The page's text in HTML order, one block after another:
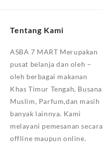
Tentang Kami
ASBA 7 MART Merupakan
pusat belanja dan oleh –
oleh berbagai makanan
Khas Timur Tengah, Busana
Muslim, Parfum,dan masih
banyak lainnya. Kami
melayani pemesanan secara
offline maupun online.